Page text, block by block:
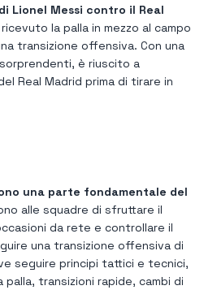
Lionel Messi contro il Real
la palla in mezzo al campo
transizione offensiva. Con una
è riuscito a
Real Madrid prima di tirare in
una parte fondamentale del
alle squadre di sfruttare il
da rete e controllare il
una transizione offensiva di
seguire principi tattici e tecnici,
transizioni rapide, cambi di